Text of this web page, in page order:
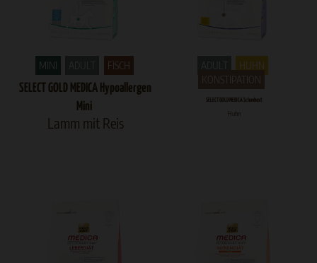
MINI FISCH
SELECT GOLD MEDICA Hypoallergen
Mini
Lamm mit Reis
HUHN
KONSTIPATION
SELECT GOLD MEDICA Schonkost
Huhn